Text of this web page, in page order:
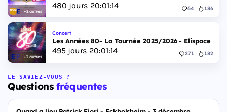
+2 autres
480 jours 20:01:13 64 186
+2 autres
Concert
Les Années 80- La Tournée 2025/2026 - Elispace -
495 jours 20:01:13 271 182
LE SAVIEZ-VOUS ?
Questionsfréquentes